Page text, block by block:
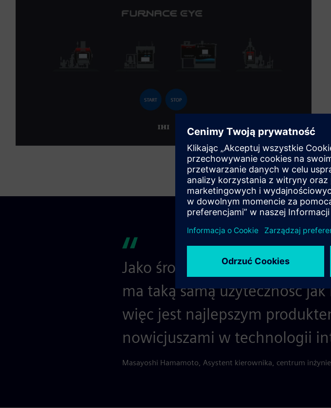
Jako środowisko
ma taką samą użyteczność
więc jest najlepszym
nowicjuszami w technologii
Masayoshi Hamamoto, Asystent kierownika, centrum